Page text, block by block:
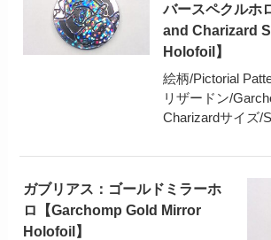
バースペクルホ
and Charizard
Holofoil】
絵柄/Pictorial
リザードン/
Charizardサイズ/
ガブリアス：ゴールドミラーホ
ロ【Garchomp Gold Mirror
Holofoil】